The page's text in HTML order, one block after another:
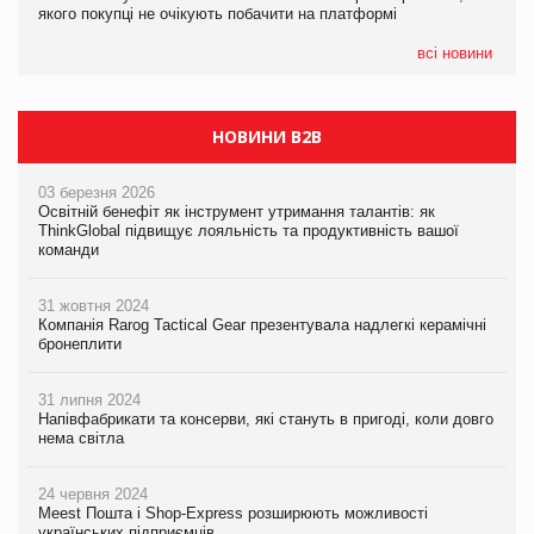
якого покупці не очікують побачити на платформі
всі новини
Мережа супермаркетів VARUS купує мережу магазинів
НОВИНИ B2B
03 березня 2026
Освітній бенефіт як інструмент утримання талантів: як
ThinkGlobal підвищує лояльність та продуктивність вашої
команди
31 жовтня 2024
Компанія Rarog Tactical Gear презентувала надлегкі керамічні
бронеплити
31 липня 2024
Напівфабрикати та консерви, які стануть в пригоді, коли довго
нема світла
24 червня 2024
Meest Пошта і Shop-Express розширюють можливості